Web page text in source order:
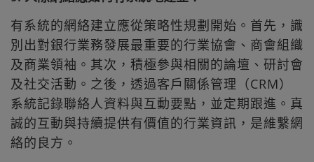
有系統的網絡建立應從策略性規劃開始。首先，識
別出對銀行業務發展最重要的行業協會、商會組織
及商業領袖。其次，積極參與相關的論壇、研討會
及社交活動。之後，透過客戶關係管理（CRM）
系統記錄聯絡人資料與互動要點，並定期跟進。真
誠的互動與持續提供有價值的行業資訊，是維繫網
絡的良方。